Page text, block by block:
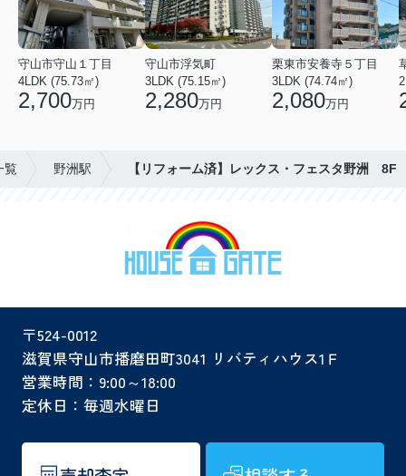
守山市守山１丁目
4LDK (75.73㎡)
2,700万円
守山市浮気町
3LDK (75.15㎡)
2,280万円
栗東市安養寺５丁目
3LDK (74.74㎡)
2,080万円
覧 野洲駅 【リフォーム済】レックス・フェスタ野洲 8F
〒524-0012
滋賀県守山市播磨田町3041 リバティハウス1Ｆ
営業時間：9:00～18:00
定休日：毎週水曜日